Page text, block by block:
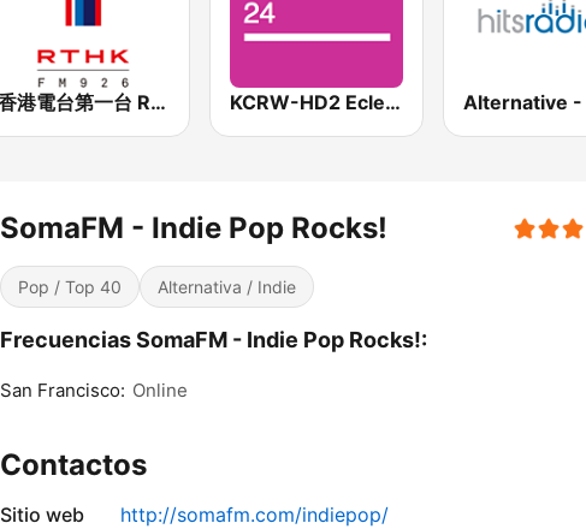
香港電台第一台 RTHK Radio 1 KCRW-HD2 Eclectic 24
SomaFM - Indie Pop Rocks!
Pop / Top 40 Alternativa / Indie
Frecuencias SomaFM - Indie Pop Rocks!:
San Francisco: Online
Contactos
Sitio web
http://somafm.com/indiepop/